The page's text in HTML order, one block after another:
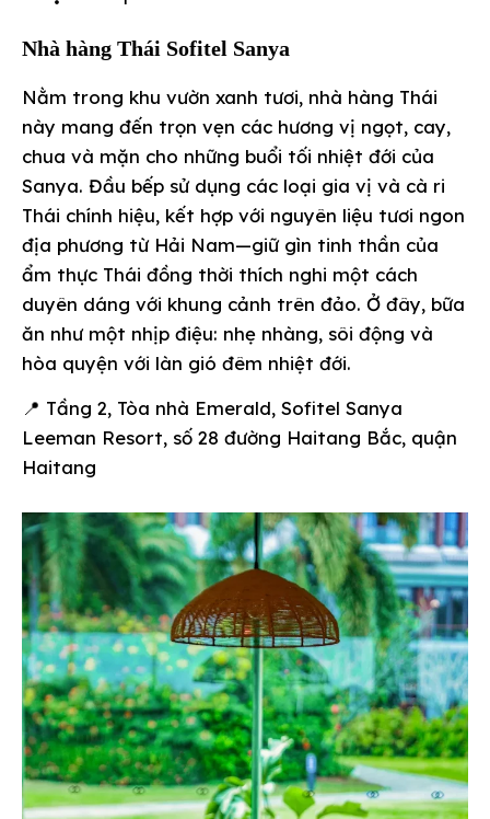
Nhà hàng Thái Sofitel Sanya
Nằm trong khu vườn xanh tươi, nhà hàng Thái
này mang đến trọn vẹn các hương vị ngọt, cay,
chua và mặn cho những buổi tối nhiệt đới của
Sanya. Đầu bếp sử dụng các loại gia vị và cà ri
Thái chính hiệu, kết hợp với nguyên liệu tươi ngon
địa phương từ Hải Nam—giữ gìn tinh thần của
ẩm thực Thái đồng thời thích nghi một cách
duyên dáng với khung cảnh trên đảo. Ở đây, bữa
ăn như một nhịp điệu: nhẹ nhàng, sôi động và
hòa quyện với làn gió đêm nhiệt đới.
📍 Tầng 2, Tòa nhà Emerald, Sofitel Sanya
Leeman Resort, số 28 đường Haitang Bắc, quận
Haitang